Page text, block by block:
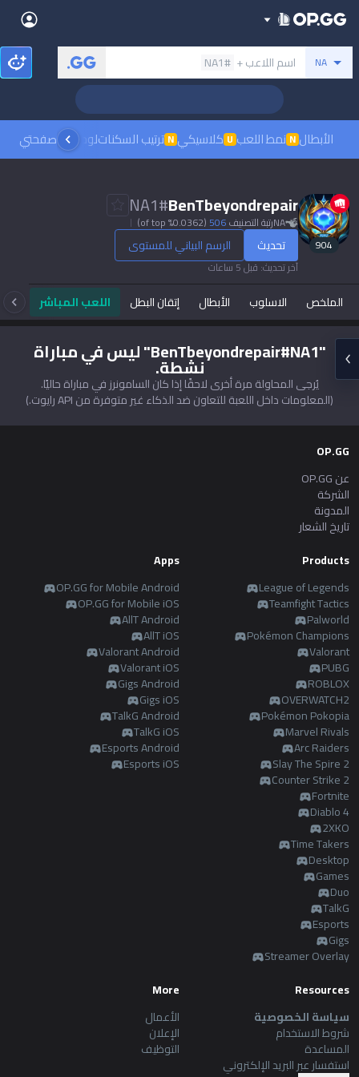
NA بحث عن المستدعي
اسم اللاعب + #NA1
الأبطال N نمط اللعب U كلاسيكي Nترتيب السكناتلوحات الصدارة
صفحتي
904
BenTbeyondrepair
#
NA1
NAرتبة التصنيف506
(0.0362% of top)
تحديث الرسم البياني للمستوى
آخر تحديث:قبل 5 ساعات
الملخص الاسلوب الأبطال إتقان البطل اللعب المباشر
"BenTbeyondrepair#NA1" ليس في مباراة
نشطة.
يُرجى المحاولة مرة أخرى لاحقًا إذا كان السامونرز في مباراة حاليًا.
(المعلومات داخل اللعبة للتعاون ضد الذكاء غير متوفرة من API رايوت.)
OP.GG
عن OP.GG
الشركة
المدونة
تاريخ الشعار
Products
League of Legends
Teamfight Tactics
Palworld
Pokémon Champions
Valorant
PUBG
ROBLOX
OVERWATCH2
Pokémon Pokopia
Marvel Rivals
Arc Raiders
Slay The Spire 2
Counter Strike 2
Fortnite
Diablo 4
2XKO
Time Takers
Desktop
Games
Duo
TalkG
Esports
Gigs
Streamer Overlay
Apps
OP.GG for Mobile Android
OP.GG for Mobile iOS
AllT Android
AllT iOS
Valorant Android
Valorant iOS
Gigs Android
Gigs iOS
TalkG Android
TalkG iOS
Esports Android
Esports iOS
Resources
سياسة الخصوصية
شروط الاستخدام
المساعدة
استفسار عبر البريد الإلكتروني
More
الأعمال
الإعلان
التوظيف
League of Legends
Teamfight Tactics
Pokémon Champions
PUBG
Beta
ROBLOX
OVERWATCH2
Pokémon Pokopia
Beta
Beta
Arc Raiders
Beta
Slay The Spire 2
Counter Strike 2
Fortnite
Diablo 4
Soon
2XKO
Time Takers
Services
Desktop
Gigs
Streamer
Overlay
Apps
OP.GG for Mobile
AllT
Valorant
Gigs
Sign in
Language
العربية
Dark mode
Sign in
Back
العربية
English
日本語
język polski
français
Deutsch
español
dansk
Svenska
русский язык
magyar
Türkçe
limba română
português
简体中文
繁體中文
italiano
ไทย